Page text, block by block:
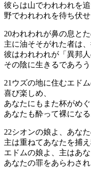
彼らは山でわれわれを追
野でわれわれを待ち伏せ
20われわれが鼻の息とた
主に油そそがれた者は
彼はわれわれが「異邦
その陰に生きるであろ
21 ウズの地に住むエドム
喜び楽しめ、
あなたにもまた杯がめぐ
あなたも酔って裸になる
22シオンの娘よ、あな
主は重ねてあなたを捕え
エドムの娘よ、主はあな
あなたの罪をあらわされ